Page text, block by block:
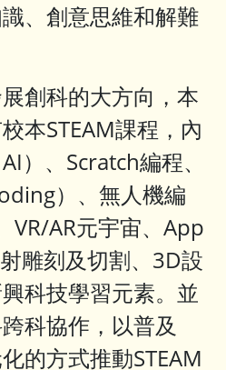
、創意思維和解難
創科的大方向，本
本STEAM課程，內
）、Scratch編程、
）、無人機編
VR/AR元宇宙、App
雕刻及切割、3D設
科技學習元素。並
科協作，以普及
的方式推動STEAM